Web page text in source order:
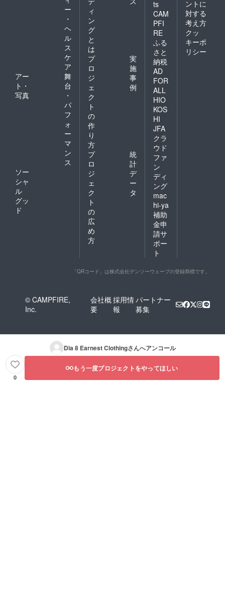
ー
・
ヘ
ル
ス
ケ
ア
アー
ト・
写真
舞
台
・
パ
フ
ォ
ー
マ
ン
ス
ソー
シャ
ル
グッ
ド
ィ
ン
グ
と
は
プ
ロ
ジ
ェ
ク
ト
の
作
り
方
実
施
事
例
プ
ロ
ジ
ェ
ク
ト
の
広
め
方
統
計
デ
ー
タ
ts
CAM
PFI
RE
ふる
さと
納税
AD
FOR
ALL
HIO
KOS
HI
JFA
クラ
ウド
ファ
ン
ディ
ング
mac
hi-ya
補助
金申
請サ
ポー
ト
ントに
対する
考え方
クッ
キーポ
リシー
「QRコード」は株式会社デンソーウェーブの登録商標です。
© CAMPFIRE,
Inc.
会社概
要
採用情
報
パートナー
募集
Dia 8 Earnest Clothingさんへアンコール
0
もう一度プロジェクトをやってほしい